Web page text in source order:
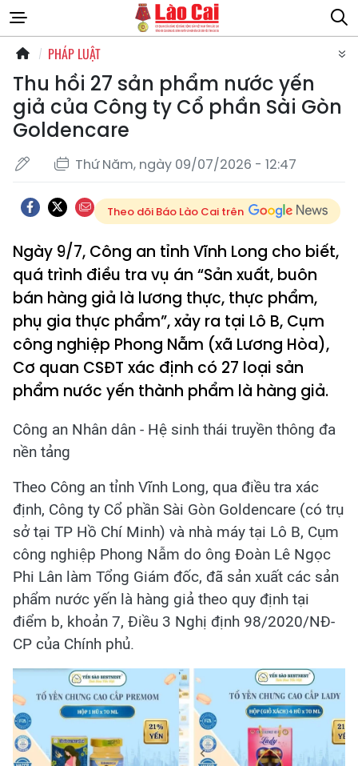
PHÁP LUẬT
Thu hồi 27 sản phẩm nước yến
giả của Công ty Cổ phần Sài Gòn
Goldencare
Thứ Năm, ngày 09/07/2026 - 12:47
Theo dõi Báo Lào Cai trên
Ngày 9/7, Công an tỉnh Vĩnh Long cho biết,
quá trình điều tra vụ án “Sản xuất, buôn
bán hàng giả là lương thực, thực phẩm,
phụ gia thực phẩm”, xảy ra tại Lô B, Cụm
công nghiệp Phong Nẫm (xã Lương Hòa),
Cơ quan CSĐT xác định có 27 loại sản
phẩm nước yến thành phẩm là hàng giả.
Công an Nhân dân - Hệ sinh thái truyền thông đa
nền tảng
Theo Công an tỉnh Vĩnh Long, qua điều tra xác
định, Công ty Cổ phần Sài Gòn Goldencare (có trụ
sở tại TP Hồ Chí Minh) và nhà máy tại Lô B, Cụm
công nghiệp Phong Nẫm do ông Đoàn Lê Ngọc
Phi Lân làm Tổng Giám đốc, đã sản xuất các sản
phẩm nước yến là hàng giả theo quy định tại
điểm b, khoản 7, Điều 3 Nghị định 98/2020/NĐ-
CP của Chính phủ.